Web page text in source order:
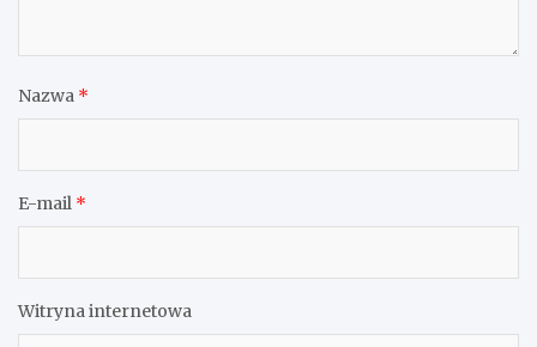
Nazwa *
E-mail *
Witryna internetowa